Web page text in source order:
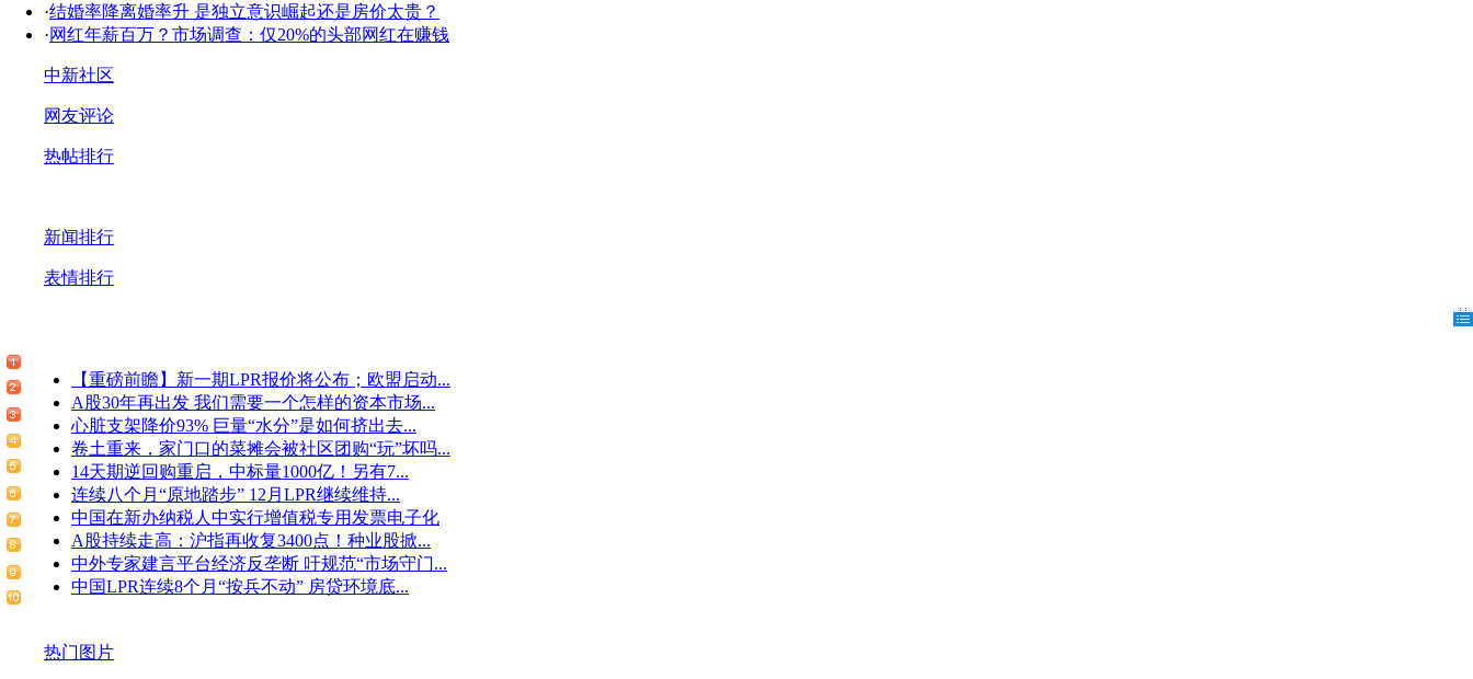
·结婚率降离婚率升 是独立意识崛起还是房价太贵？
·网红年薪百万？市场调查：仅20%的头部网红在赚钱
中新社区
网友评论
热帖排行
新闻排行
表情排行
【重磅前瞻】新一期LPR报价将公布；欧盟启动...
A股30年再出发 我们需要一个怎样的资本市场...
心脏支架降价93% 巨量“水分”是如何挤出去...
卷土重来，家门口的菜摊会被社区团购“玩”坏吗...
14天期逆回购重启，中标量1000亿！另有7...
连续八个月“原地踏步” 12月LPR继续维持...
中国在新办纳税人中实行增值税专用发票电子化
A股持续走高：沪指再收复3400点！种业股掀...
中外专家建言平台经济反垄断 吁规范“市场守门...
中国LPR连续8个月“按兵不动” 房贷环境底...
热门图片